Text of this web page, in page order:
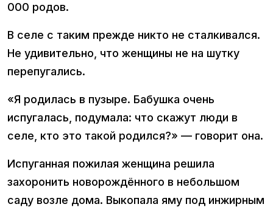
000 родов.
В селе с таким прежде никто не сталкивался.
Не удивительно, что женщины не на шутку
перепугались.
«Я родилась в пузыре. Бабушка очень
испугалась, подумала: что скажут люди в
селе, кто это такой родился?» — говорит она.
Испуганная пожилая женщина решила
захоронить новорождённого в небольшом
саду возле дома. Выкопала яму под инжирным